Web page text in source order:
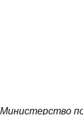
Министерство